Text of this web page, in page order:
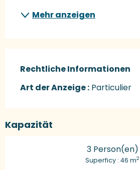
Mehr anzeigen
Rechtliche Informationen
Rechtliche Informationen
Art der Anzeige : Particulier
Kapazität
3 Person(en)
Superficy : 46 m2